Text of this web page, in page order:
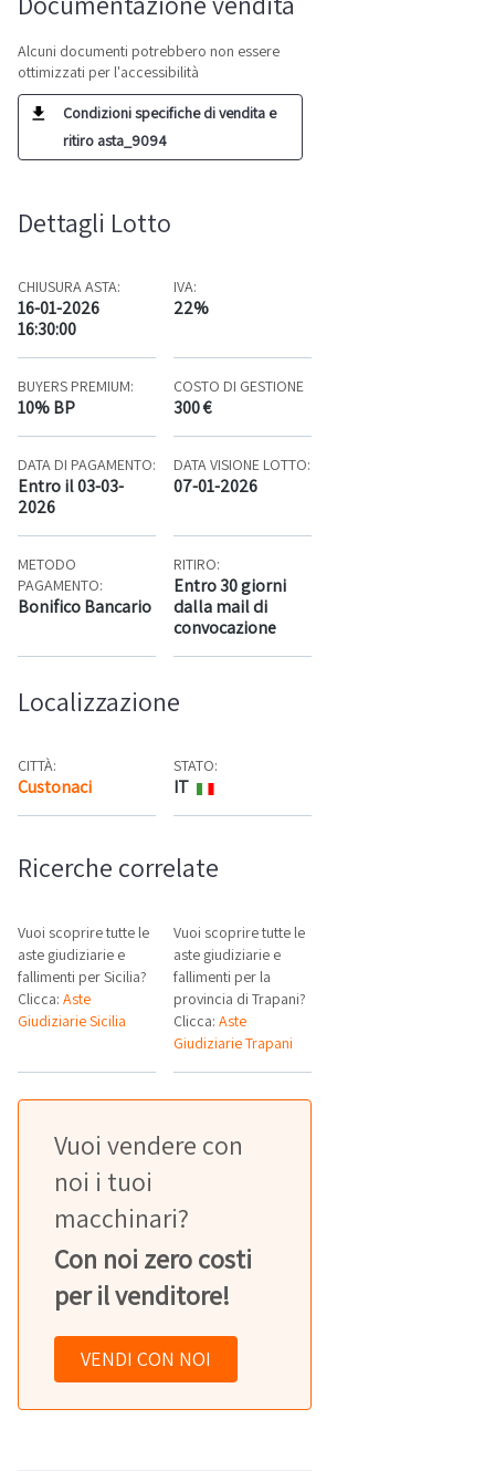
Alcuni documenti potrebbero non essere
ottimizzati per l'accessibilità
Condizioni specifiche di vendita e
ritiro asta_9094
Dettagli Lotto
CHIUSURA ASTA:
16-01-2026
16:30:00
IVA:
22%
BUYERS PREMIUM:
10% BP
COSTO DI GESTIONE
300 €
DATA DI PAGAMENTO:
Entro il 03-03-
2026
DATA VISIONE LOTTO:
07-01-2026
METODO
PAGAMENTO:
Bonifico Bancario
RITIRO:
Entro 30 giorni
dalla mail di
convocazione
Localizzazione
CITTÀ:
Custonaci Mappa
STATO:
IT
Ricerche correlate
Vuoi scoprire tutte le
aste giudiziarie e
fallimenti per Sicilia?
Clicca: Aste
Giudiziarie Sicilia
Vuoi scoprire tutte le
aste giudiziarie e
fallimenti per la
provincia di Trapani?
Clicca:Aste
Giudiziarie Trapani
Vuoi vendere con
noi i tuoi
macchinari?
Con noi zero costi
per il venditore!
VENDI CON NOI